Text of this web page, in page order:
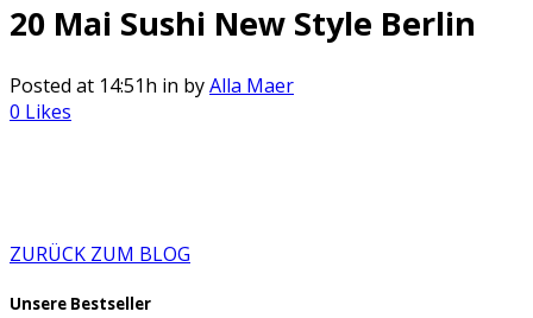
20 Mai Sushi New Style Berlin
Posted at 14:51h in byAlla Maer
0 Likes
ZURÜCK ZUM BLOG
Unsere Bestseller